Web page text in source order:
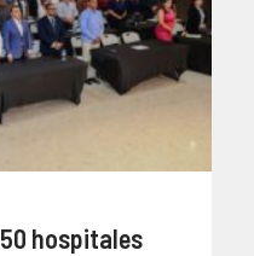
hospitales